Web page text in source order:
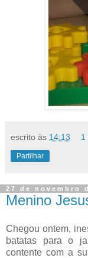
escrito às 14:13 1
Partilhar
27 de novembro
Menino
Chegou ontem,
batatas para o
contente com a